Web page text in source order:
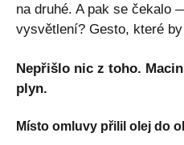
na druhé. A pak se čekalo
vysvětlení? Gesto, které
Nepřišlo nic z toho.
plyn.
Místo omluvy přilil olej do